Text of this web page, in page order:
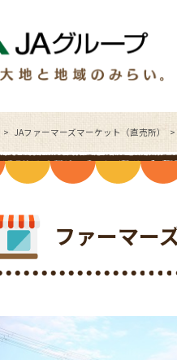
JAファーマーズマーケット（直売所）
ファーマー